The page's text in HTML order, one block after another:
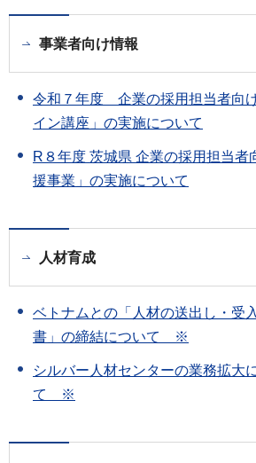
事業者向け情報
令和７年度 企業の採用担当者向
イン講座」の実施について
R８年度 茨城県 企業の採用担当者
援事業」の実施について
人材育成
ベトナムとの「人材の送出し・受
書」の締結について ※
シルバー人材センターの業務拡大
て ※